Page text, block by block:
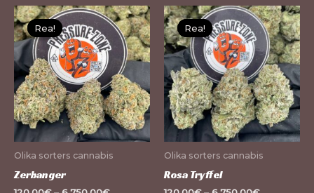
Rea!
Rea!
Olika sorters cannabis
Zerbanger
Den
här
produkten
flera
varianter.
Rea!
Rea!
Olika sorters cannabis
Rosa Tryffel
De